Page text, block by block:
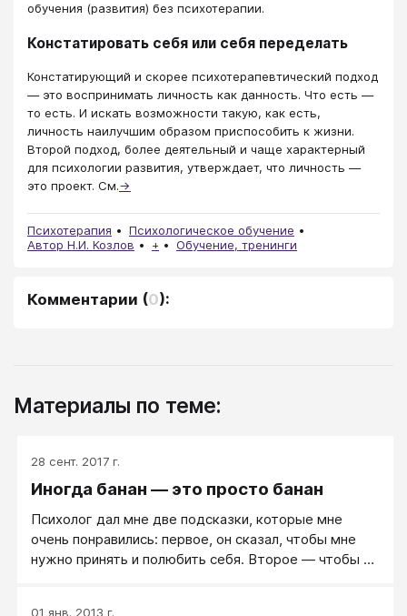
обучения (развития) без психотерапии.
Констатировать себя или себя переделать
Констатирующий и скорее психотерапевтический подход
— это воспринимать личность как данность. Что есть —
то есть. И искать возможности такую, как есть,
личность наилучшим образом приспособить к жизни.
Второй подход, более деятельный и чаще характерный
для психологии развития, утверждает, что личность —
это проект. См.→
Психотерапия
Психологическое обучение
Автор Н.И. Козлов
+ Обучение, тренинги
Комментарии (0):
Материалы по теме:
28 сент. 2017 г.
Иногда банан — это просто банан
Психолог дал мне две подсказки, которые мне
очень понравились: первое, он сказал, чтобы мне
нужно принять и полюбить себя. Второе — чтобы я
01 янв. 2013 г.